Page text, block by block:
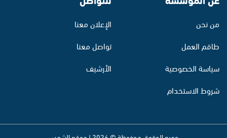
من نحن
طاقم العمل
سياسة الخصوصية
شروط الاستخدام
الإعلان معنا
تواصل معنا
الأرشيف